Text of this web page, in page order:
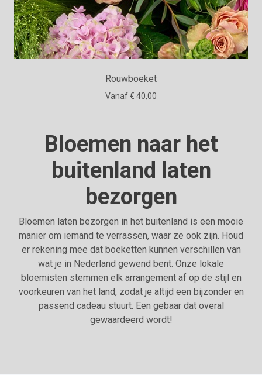
Rouwboeket
Vanaf € 40,00
Bloemen naar het
buitenland laten
bezorgen
Bloemen laten bezorgen in het buitenland is een mooie
manier om iemand te verrassen, waar ze ook zijn. Houd
er rekening mee dat boeketten kunnen verschillen van
wat je in Nederland gewend bent. Onze lokale
bloemisten stemmen elk arrangement af op de stijl en
voorkeuren van het land, zodat je altijd een bijzonder en
passend cadeau stuurt. Een gebaar dat overal
gewaardeerd wordt!